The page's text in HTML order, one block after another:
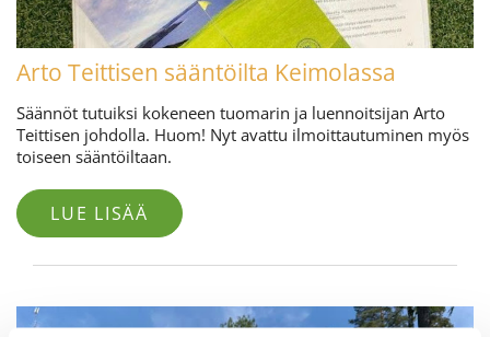
Arto Teittisen sääntöilta Keimolassa
Säännöt tutuiksi kokeneen tuomarin ja luennoitsijan Arto
Teittisen johdolla. Huom! Nyt avattu ilmoittautuminen myös
toiseen sääntöiltaan.
LUE LISÄÄ